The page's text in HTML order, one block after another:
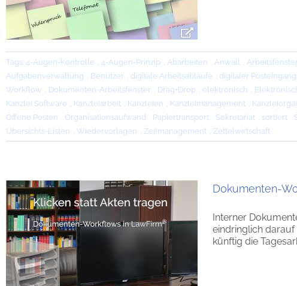
Tags: 4-Augen-Kontrolle , 4-Augen-Prinzip , Abarbeiten , Anwalt , Arbeitsfenster
Aufgabenverwaltung , Benutzer , digitale Arbeitsabläufe , digitaler Posteingang
Workflow , Dokumenten-Arbeitsfenster , Drag+Drop , elektronisch ,
Kanzlei Software , Kanzleiarbeit , Kanzleien , Kanzleimanagement ,
Offene Posten , Organisationsaufwand , Papiertransport , Sekretariat , sortiert ,
Übersichts-Listen , Wiedervorlagen , Zeitmanagement , Zettelwirtschaft
Dokumenten-
Interner
eindringlich darauf
künftig die